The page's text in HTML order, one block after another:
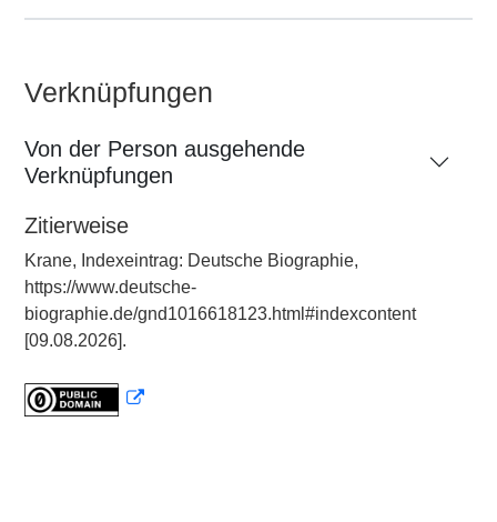
Verknüpfungen
Von der Person ausgehende
Verknüpfungen
Zitierweise
Krane, Indexeintrag: Deutsche Biographie,
https://www.deutsche-
biographie.de/gnd1016618123.html#indexcontent
[09.08.2026].